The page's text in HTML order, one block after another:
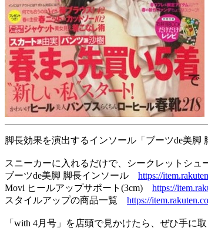
脚長効果を演出するインソール「ブーツde美脚
スニーカーに入れるだけで、シークレットシュ
ブーツde美脚 脚長インソール https://
Movi ヒールアップサポート(3cm) https://
スタイルアップの商品一覧 https://
「with 4月号」を店頭で見かけたら、ぜひ手に